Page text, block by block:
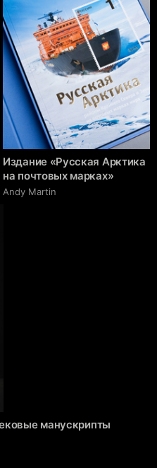
Издание «Русская Арктика
на почтовых марках»
Andy Martin
манускрипты